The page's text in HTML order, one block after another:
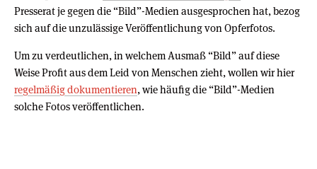
Presserat je gegen die “Bild”-Medien ausgesprochen hat, bezog
sich auf die unzulässige Veröffentlichung von Opferfotos.
Um zu verdeutlichen, in welchem Ausmaß “Bild” auf diese
Weise Profit aus dem Leid von Menschen zieht, wollen wir hier
regelmäßig dokumentieren, wie häufig die “Bild”-Medien
solche Fotos veröffentlichen.